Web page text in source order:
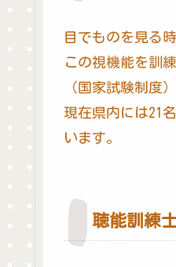
目でものを見る
この視機能を訓
（国家試験制度
現在県内には21
います。
聴能訓練